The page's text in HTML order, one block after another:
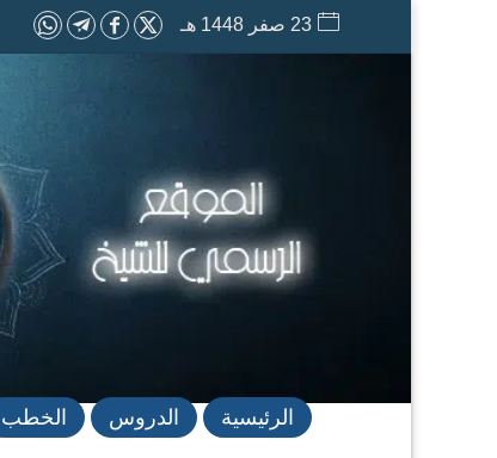
23 صفر 1448 هـ
الرئيسية الدروس الخطب